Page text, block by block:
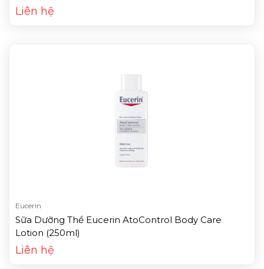
In 1 (200ml)
Liên hệ
Eucerin
Sữa Dưỡng Thể Eucerin AtoControl Body Care
Lotion (250ml)
Liên hệ